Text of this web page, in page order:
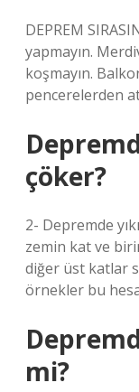
DEPREM
yapmayın.
koşmayın.
pencerelerden
çöker?
2- Depremde
zemin kat ve
diğer üst katlar
örnekler bu
mi?